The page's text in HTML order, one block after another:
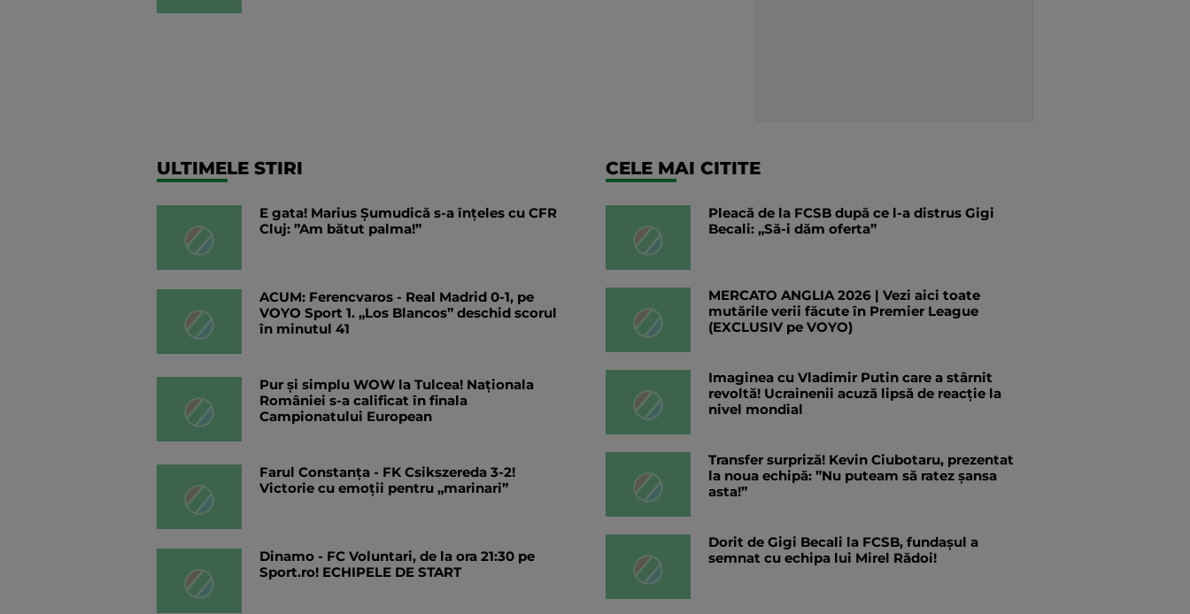
ULTIMELE STIRI
E gata! Marius Șumudică s-a înțeles cu CFR
Cluj: ”Am bătut palma!”
ACUM: Ferencvaros - Real Madrid 0-1, pe
VOYO Sport 1. „Los Blancos” deschid scorul
în minutul 41
Pur și simplu WOW la Tulcea! Naționala
României s-a calificat în finala
Campionatului European
Farul Constanța - FK Csikszereda 3-2!
Victorie cu emoții pentru „marinari”
Dinamo - FC Voluntari, de la ora 21:30 pe
Sport.ro! ECHIPELE DE START
CELE MAI CITITE
Pleacă de la FCSB după ce l-a distrus Gigi
Becali: „Să-i dăm oferta”
MERCATO ANGLIA 2026 | Vezi aici toate
mutările verii făcute în Premier League
(EXCLUSIV pe VOYO)
Imaginea cu Vladimir Putin care a stârnit
revoltă! Ucrainenii acuză lipsă de reacție la
nivel mondial
Transfer surpriză! Kevin Ciubotaru, prezentat
la noua echipă: ”Nu puteam să ratez șansa
asta!”
Dorit de Gigi Becali la FCSB, fundașul a
semnat cu echipa lui Mirel Rădoi!